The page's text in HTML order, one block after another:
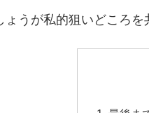
うが私的狙いどころを